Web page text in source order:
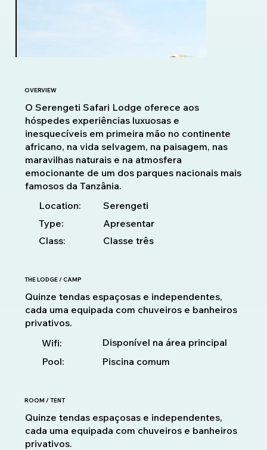
OVERVIEW
O Serengeti Safari Lodge oferece aos
hóspedes experiências luxuosas e
inesquecíveis em primeira mão no continente
africano, na vida selvagem, na paisagem, nas
maravilhas naturais e na atmosfera
emocionante de um dos parques nacionais mais
famosos da Tanzânia.
Location:
Serengeti
Type:
Apresentar
Class:
Classe três
THE LODGE / CAMP
Quinze tendas espaçosas e independentes,
cada uma equipada com chuveiros e banheiros
privativos.
Wifi:
Disponível na área principal
Pool:
Piscina comum
ROOM / TENT
Quinze tendas espaçosas e independentes,
cada uma equipada com chuveiros e banheiros
privativos.